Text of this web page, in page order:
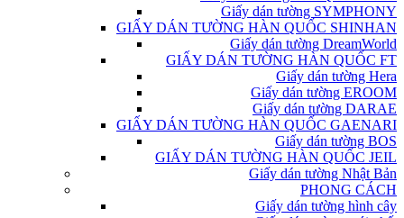
Giấy dán tường SYMPHONY
GIẤY DÁN TƯỜNG HÀN QUỐC SHINHAN
Giấy dán tường DreamWorld
GIẤY DÁN TƯỜNG HÀN QUỐC FT
Giấy dán tường Hera
Giấy dán tường EROOM
Giấy dán tường DARAE
GIẤY DÁN TƯỜNG HÀN QUỐC GAENARI
Giấy dán tường BOS
GIẤY DÁN TƯỜNG HÀN QUỐC JEIL
Giấy dán tường Nhật Bản
PHONG CÁCH
Giấy dán tường hình cây